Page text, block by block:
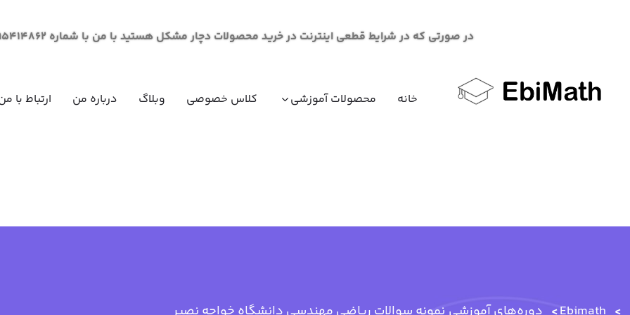
در صورتی که در شرایط قطعی اینترنت در خرید محصولات دچار مشکل هستید با من با شماره 09195414862 از طریق پیام در ارتباط باشید.
خانه محصولات آموزشی کلاس خصوصی وبلاگ درباره من ارتباط با